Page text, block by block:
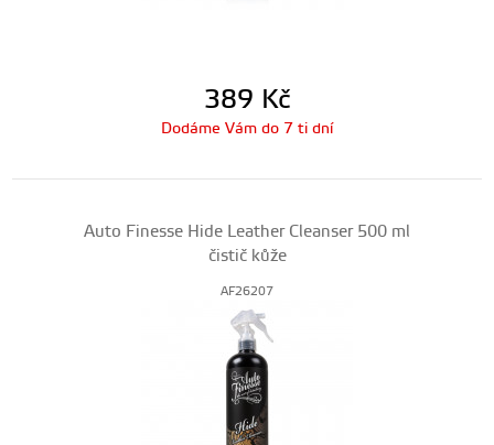
389 Kč
Dodáme Vám do 7 ti dní
Auto Finesse Hide Leather Cleanser 500 ml
čistič kůže
AF26207